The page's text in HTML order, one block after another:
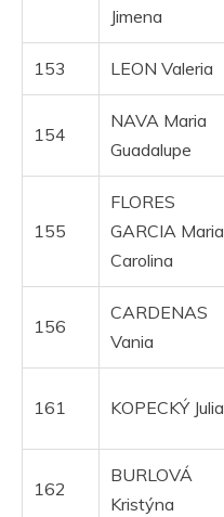
Jimena
153 LEON Valeria
154
NAVA Maria
Guadalupe
155
FLORES
GARCIA Maria
Carolina
156
CARDENAS
Vania
161 KOPECKÝ Julia
162
BURLOVÁ
Kristýna